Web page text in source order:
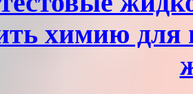
химию для